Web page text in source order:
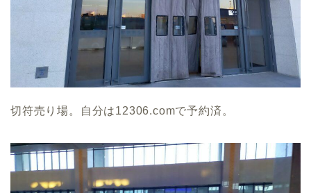
切符売り場。自分は12306.comで予約済。